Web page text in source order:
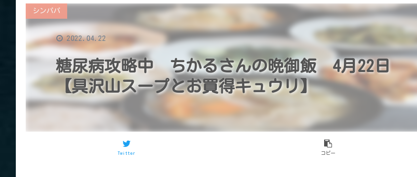
糖尿病攻略中 ちかるさんの晩御飯 4月22日
【具沢山スープとお買得キュウリ】
シンパパ
Twitter コピー
2022.04.22